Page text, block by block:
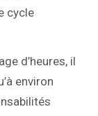
cycle
d’heures, il
environ